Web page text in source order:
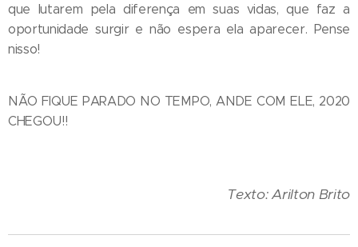
que lutarem pela diferença em suas vidas, que faz a
oportunidade surgir e não espera ela aparecer. Pense
nisso!
NÃO FIQUE PARADO NO TEMPO, ANDE COM ELE, 2020
CHEGOU!!
Texto: Arilton Brito